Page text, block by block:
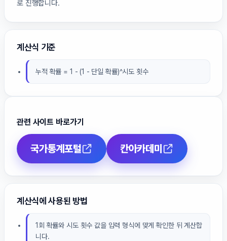
로 진행합니다.
계산식 기준
누적 확률 = 1 - (1 - 단일 확률)^시도 횟수
관련 사이트 바로가기
국가통계포털 칸아카데미
계산식에 사용된 방법
1회 확률와 시도 횟수 값을 입력 형식에 맞게 확인한 뒤 계산합
니다.